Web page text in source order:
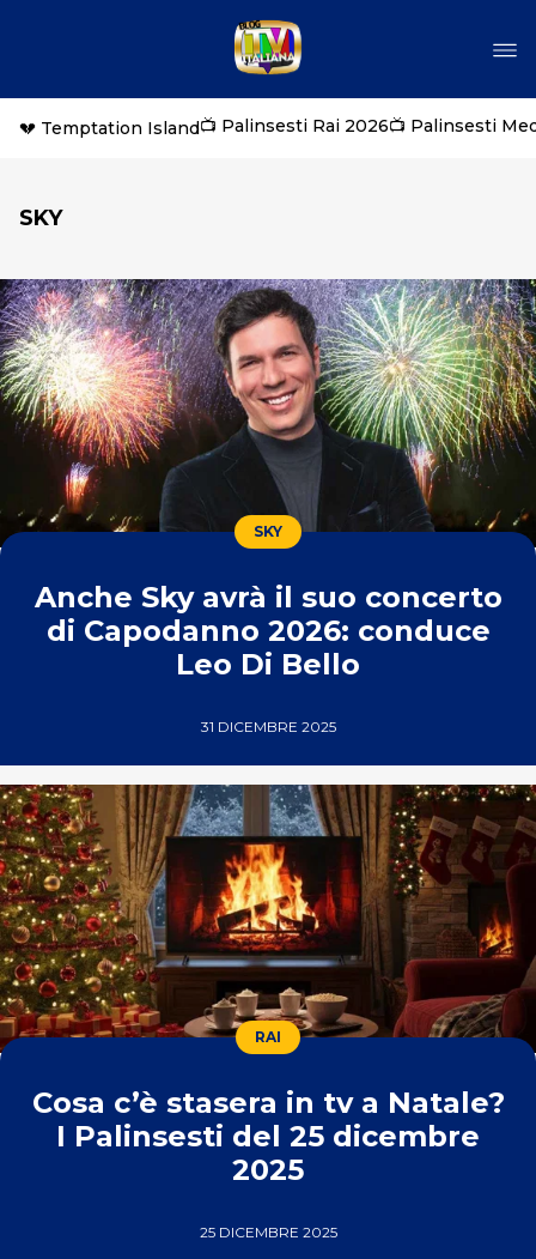
💔 Temptation Island📺 Palinsesti Rai 2026📺 Palinsesti
SKY
SKY
Anche Sky avrà il suo concerto
di Capodanno 2026: conduce
Leo Di Bello
31 DICEMBRE 2025
RAI
Cosa c’è stasera in tv a Natale?
I Palinsesti del 25 dicembre
2025
25 DICEMBRE 2025